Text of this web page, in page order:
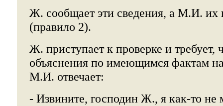
Ж. сообщает эти сведения, а М.И. их
(правило 2).
Ж. приступает к проверке и
объяснения по имеющимся фактам
М.И. отвечает:
- Извините, господин Ж., я как-то не